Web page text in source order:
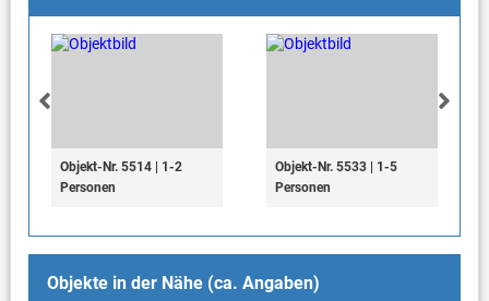
Objekt-Nr. 5514 | 1-2
Personen
Objekt-Nr. 5533 | 1-5
Personen
Objekte in der Nähe (ca. Angaben)